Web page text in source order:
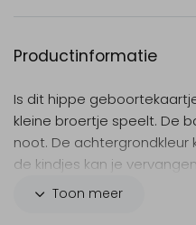
Productinformatie
Is dit hippe
kleine broertje speelt. De
noot. De
de kindjes kan je
passen.Toon meer